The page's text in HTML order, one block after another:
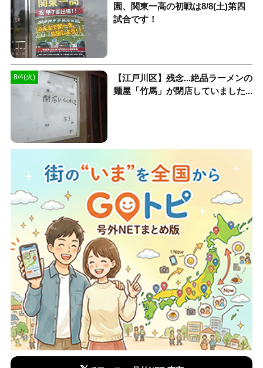
園、関東一高の初戦は8/8(土)第四
試合です！
8/4(火)
【江戸川区】残念...絶品ラーメンの
麺屋「竹馬」が閉店していました...